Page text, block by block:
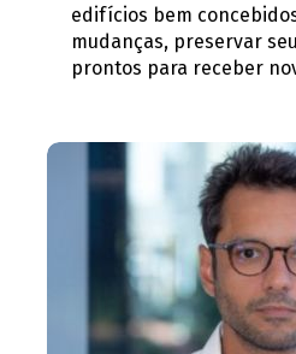
edifícios bem
mudanças, preservar
prontos para receber